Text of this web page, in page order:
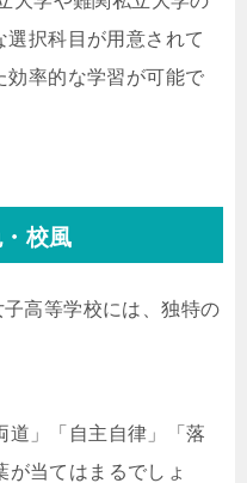
選択科目が用意されて
効率的な学習が可能で
校風
高等学校には、独特の
道」「自主自律」「落
が当てはまるでしょ